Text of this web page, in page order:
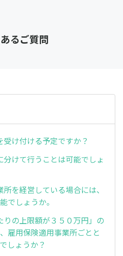
るご質問
け付ける予定ですか？
けて行うことは可能でしょ
を経営している場合には、
でしょうか。
りの上限額が３５０万円」の
雇用保険適用事業所ごとと
しょうか？